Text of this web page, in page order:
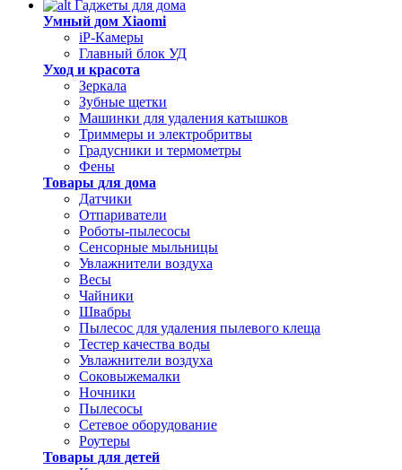
Гаджеты для дома
Умный дом Xiaomi
iP-Камеры
Главный блок УД
Уход и красота
Зеркала
Зубные щетки
Машинки для удаления катышков
Триммеры и электробритвы
Градусники и термометры
Фены
Товары для дома
Датчики
Отпариватели
Роботы-пылесосы
Сенсорные мыльницы
Увлажнители воздуха
Весы
Чайники
Швабры
Пылесос для удаления пылевого клеща
Тестер качества воды
Увлажнители воздуха
Соковыжемалки
Ночники
Пылесосы
Сетевое оборудование
Роутеры
Товары для детей